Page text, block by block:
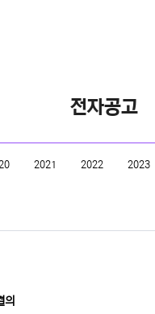
전자공고
2021 2022 2023
의